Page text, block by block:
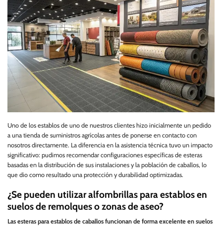
Uno de los establos de uno de nuestros clientes hizo inicialmente un pedido
a una tienda de suministros agrícolas antes de ponerse en contacto con
nosotros directamente. La diferencia en la asistencia técnica tuvo un impacto
significativo: pudimos recomendar configuraciones específicas de esteras
basadas en la distribución de sus instalaciones y la población de caballos, lo
que dio como resultado una protección y durabilidad optimizadas.
¿Se pueden utilizar alfombrillas para establos en
suelos de remolques o zonas de aseo?
Las esteras para establos de caballos funcionan de forma excelente en suelos